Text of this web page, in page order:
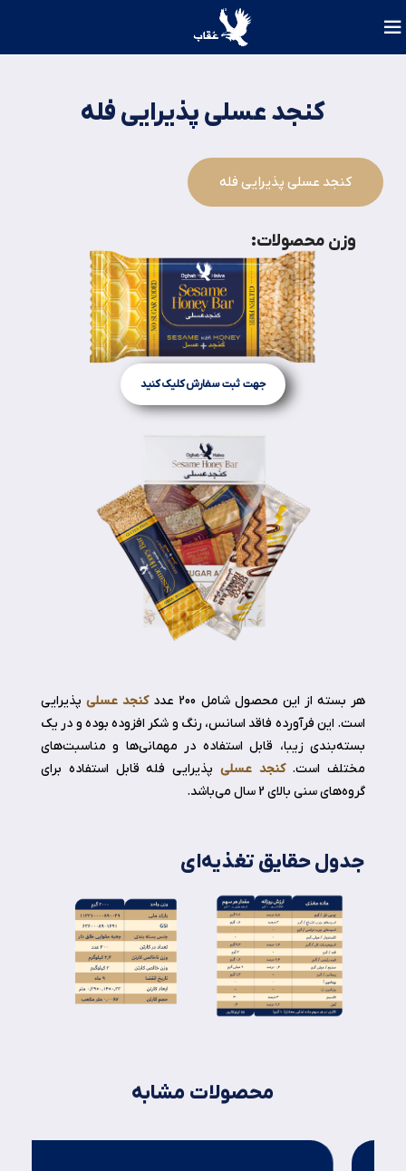
کنجد عسلی پذیرایی فله
کنجد عسلی پذیرایی فله
وزن محصولات:
جهت ثبت سفارش کلیک کنید
هر بسته از این محصول شامل 200 عدد کنجد عسلیپذیرایی
است. این فرآورده فاقد اسانس، رنگ و شکر افزوده بوده و در یک
بسته‌بندی زیبا، قابل استفاده در مهمانی­‌ها و مناسبت­‌های
مختلف است.کنجد عسلی پذیرایی فله قابل استفاده برای
گروه‌های سنی بالای 2 سال می‌باشد.
جدول حقایق تغذیه‌ای
محصولات مشابه